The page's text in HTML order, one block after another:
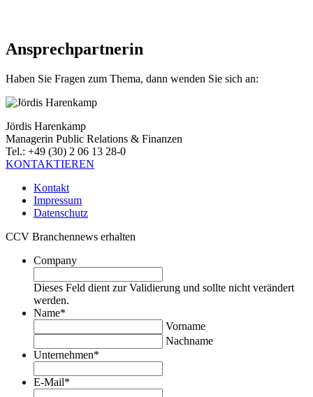
Ansprechpartnerin
Haben Sie Fragen zum Thema, dann wenden Sie sich an:
Jördis Harenkamp
Managerin Public Relations & Finanzen
Tel.: +49 (30) 2 06 13 28-0
KONTAKTIEREN
Kontakt
Impressum
Datenschutz
CCV Branchennews erhalten
Company
Dieses Feld dient zur Validierung und sollte nicht verändert
werden.
Name*
Vorname
Nachname
Unternehmen*
E-Mail*